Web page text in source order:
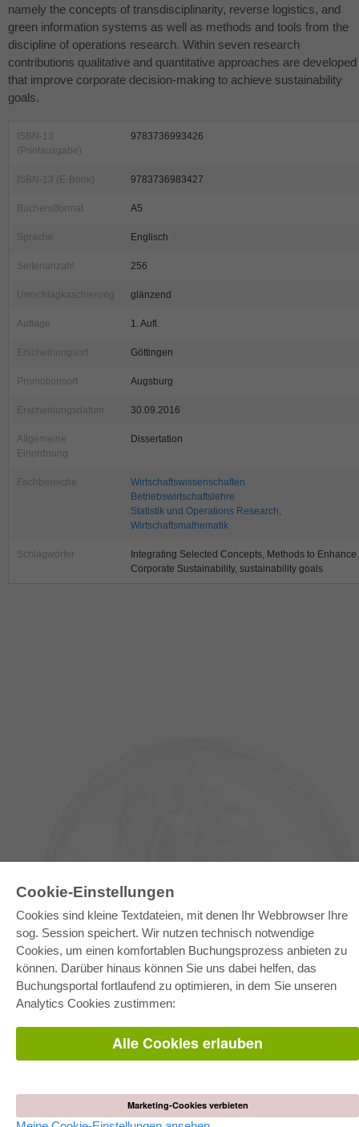
Cookie-Einstellungen
Cookies sind kleine Textdateien, mit denen Ihr Webbrowser Ihre
sog. Session speichert. Wir nutzen technisch notwendige
Cookies, um einen komfortablen Buchungsprozess anbieten zu
können. Darüber hinaus können Sie uns dabei helfen, das
Buchungsportal fortlaufend zu optimieren, in dem Sie unseren
Analytics Cookies zustimmen:
Alle Cookies erlauben
Marketing-Cookies verbieten
namely the concepts of transdisciplinarity, reverse logistics, and
green information systems as well as methods and tools from the
discipline of operations research. Within seven research
contributions qualitative and quantitative approaches are developed
that improve corporate decision-making to achieve sustainability
goals.
ISBN-13
(Printausgabe)
9783736993426
ISBN-13 (E-Book) 9783736983427
Buchendformat A5
Sprache Englisch
Seitenanzahl 256
Umschlagkaschierung glänzend
Auflage 1. Aufl.
Erscheinungsort Göttingen
Promotionsort Augsburg
Erscheinungsdatum 30.09.2016
Allgemeine
Einordnung
Dissertation
Fachbereiche
Wirtschaftswissenschaften
Betriebswirtschaftslehre
Statistik und Operations Research,
Wirtschaftsmathematik
Schlagwörter
Integrating Selected Concepts, Methods to Enhance
Corporate Sustainability, sustainability goals
E-COLLECTION
Gesamtpaket
Fachbereichspakete
Pick & Choose
Bereitstellung von E-Books
Häufig gestellte Fragen (FAQ)
WEBSHOP
Versandkosten